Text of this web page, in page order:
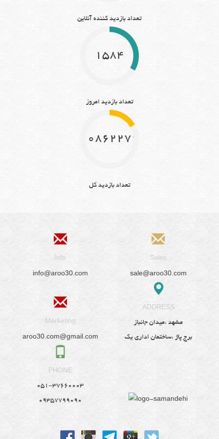
تعداد بازدید کننده آنلاین
1584
تعداد بازدید امروز
10862279
تعداد بازدید کل
Info
info@aroo30.com
Sales
sale@aroo30.com
Marketing
aroo30.com@gmail.com
ADDRESS
مشهد ،میدان جانباز
برج پاژ ،ساختمان اداری یک
PHONE
051-37660003
09357799090